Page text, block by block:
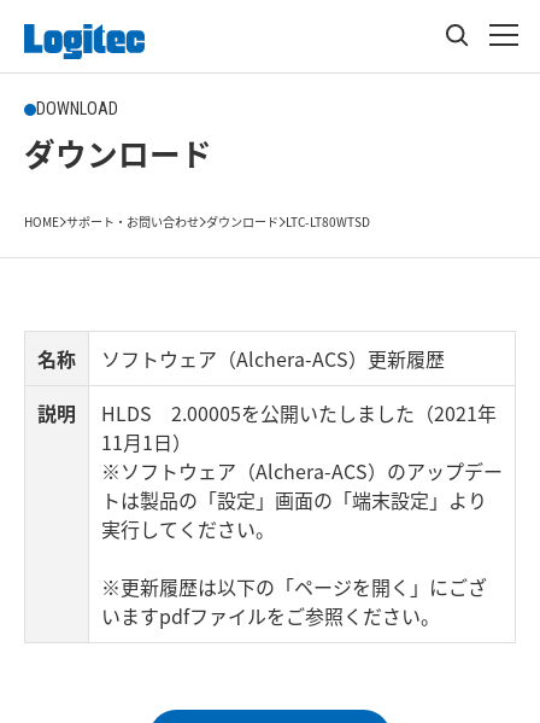
DOWNLOAD
ダウンロード
HOME サポート・お問い合わせ ダウンロード LTC-LT80WTSD
名称
ソフトウェア（Alchera-ACS）更新履歴
説明
HLDS 2.00005を公開いたしました（2021年
11月1日）
※ソフトウェア（Alchera-ACS）のアップデー
トは製品の「設定」画面の「端末設定」より
実行してください。
※更新履歴は以下の「ページを開く」にござ
いますpdfファイルをご参照ください。